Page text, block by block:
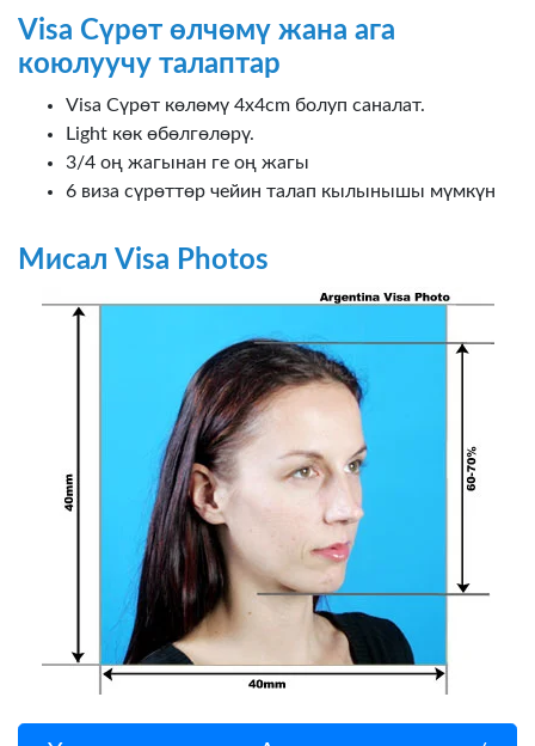
Visa Сүрөт өлчөмү жана ага
коюлуучу талаптар
Visa Сүрөт көлөмү 4x4cm болуп саналат.
Light көк өбөлгөлөрү.
3/4 оң жагынан ге оң жагы
6 виза сүрөттөр чейин талап кылынышы мүмкүн
Мисал Visa Photos